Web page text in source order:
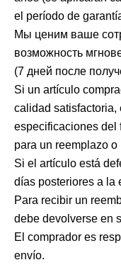
el período de
Мы ценим ваше
возможность
(7 дней после
Si un artículo
calidad satisfactoria,
especificaciones del
para un reemplazo o
Si el artículo está
días posteriores a la
Para recibir un
debe devolverse en
El comprador es
envío.